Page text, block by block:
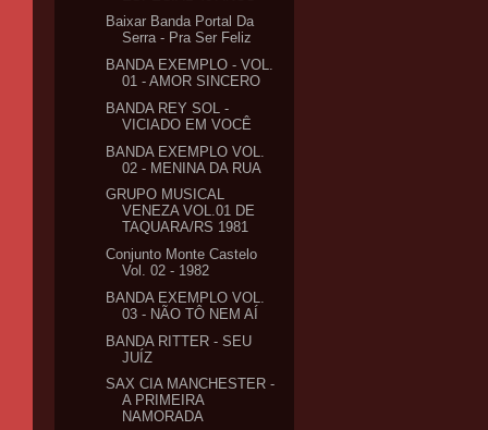
Baixar Banda Portal Da
Serra - Pra Ser Feliz
BANDA EXEMPLO - VOL.
01 - AMOR SINCERO
BANDA REY SOL -
VICIADO EM VOCÊ
BANDA EXEMPLO VOL.
02 - MENINA DA RUA
GRUPO MUSICAL
VENEZA VOL.01 DE
TAQUARA/RS 1981
Conjunto Monte Castelo
Vol. 02 - 1982
BANDA EXEMPLO VOL.
03 - NÃO TÔ NEM AÍ
BANDA RITTER - SEU
JUÍZ
SAX CIA MANCHESTER -
A PRIMEIRA
NAMORADA